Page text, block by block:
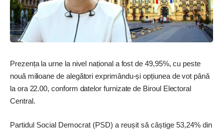
Prezența la urne la nivel național a fost de 49,95%, cu peste
nouă milioane de alegători exprimându-și opțiunea de vot până
la ora 22.00, conform datelor furnizate de Biroul Electoral
Central.
Partidul Social Democrat (PSD) a reușit să câștige 53,24% din